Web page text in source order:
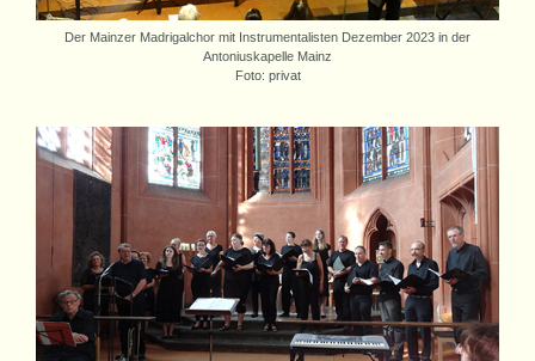
Der Mainzer Madrigalchor mit Instrumentalisten Dezember 2023 in der
Antoniuskapelle Mainz
Foto: privat